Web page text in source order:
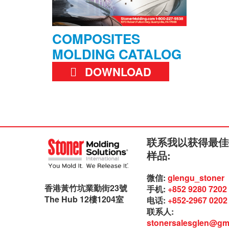
COMPOSITES
MOLDING CATALOG
DOWNLOAD
香港黃竹坑業勤街23號
The Hub 12樓1204室
联系我以获得最
样品:
微信: glengu_stoner
手机: +852 9280 7202
电话: +852-2967 0202
联系人: